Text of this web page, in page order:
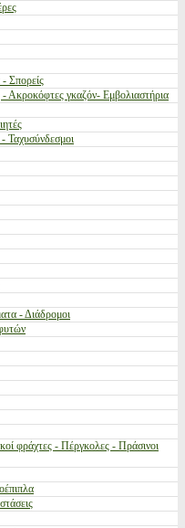
Σπορείς
Ακροκόφτες γκαζόν- Εμβολιαστήρια
Ταχυσύνδεσμοι
- Διάδρομοι
φράχτες - Πέργκολες - Πράσινοι